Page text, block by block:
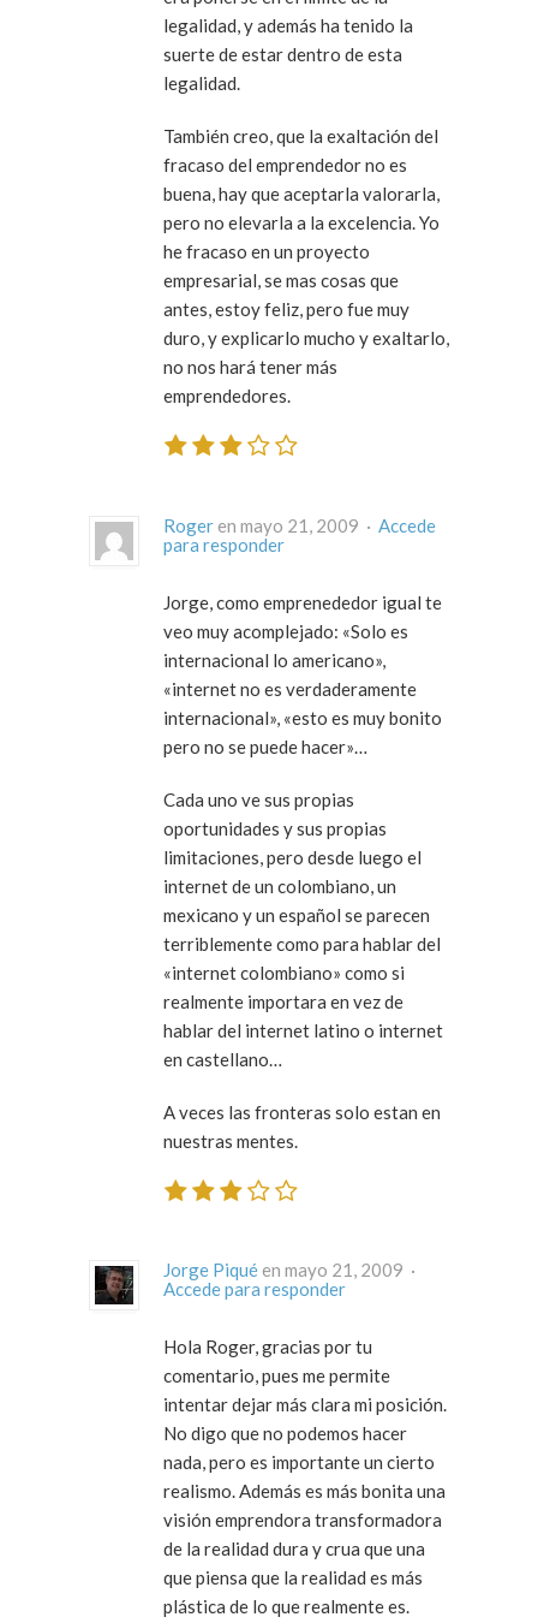
legalidad, y además ha tenido la
suerte de estar dentro de esta
legalidad.
También creo, que la exaltación del
fracaso del emprendedor no es
buena, hay que aceptarla valorarla,
pero no elevarla a la excelencia. Yo
he fracaso en un proyecto
empresarial, se mas cosas que
antes, estoy feliz, pero fue muy
duro, y explicarlo mucho y exaltarlo,
no nos hará tener más
emprendedores.
Roger en mayo 21, 2009 · Accede
para responder
Jorge, como emprenededor igual te
veo muy acomplejado: «Solo es
internacional lo americano»,
«internet no es verdaderamente
internacional», «esto es muy bonito
pero no se puede hacer»…
Cada uno ve sus propias
oportunidades y sus propias
limitaciones, pero desde luego el
internet de un colombiano, un
mexicano y un español se parecen
terriblemente como para hablar del
«internet colombiano» como si
realmente importara en vez de
hablar del internet latino o internet
en castellano…
A veces las fronteras solo estan en
nuestras mentes.
Jorge Piqué
en mayo 21, 2009 ·
Accede para responder
Hola Roger, gracias por tu
comentario, pues me permite
intentar dejar más clara mi posición.
No digo que no podemos hacer
nada, pero es importante un cierto
realismo. Además es más bonita una
visión emprendora transformadora
de la realidad dura y crua que una
que piensa que la realidad es más
plástica de lo que realmente es.